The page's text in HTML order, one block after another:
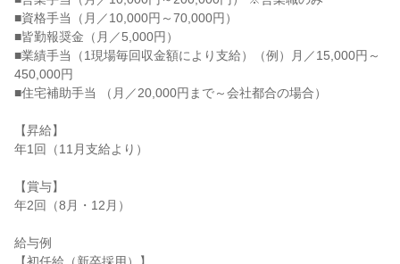
■資格手当（月／10,000円～70,000円）
■皆勤報奨金（月／5,000円）
■業績手当（1現場毎回収金額により支給）（例）月／15,000円～
450,000円
■住宅補助手当 （月／20,000円まで～会社都合の場合）
【昇給】
年1回（11月支給より）
【賞与】
年2回（8月・12月）
給与例